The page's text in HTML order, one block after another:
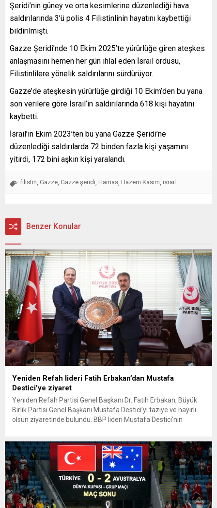
Şeridi’nin güney ve orta kesimlerine düzenlediği hava
saldırılarında 3’ü polis 4 Filistinlinin hayatını kaybettiği
bildirilmişti.
Gazze Şeridi’nde 10 Ekim 2025’te yürürlüğe giren ateşkes
anlaşmasını hemen her gün ihlal eden İsrail ordusu,
Filistinlilere yönelik saldırılarını sürdürüyor.
Gazze’de ateşkesin yürürlüğe girdiği 10 Ekim’den bu yana
son verilere göre İsrail’in saldırılarında 618 kişi hayatını
kaybetti.
İsrail’in Ekim 2023’ten bu yana Gazze Şeridi’ne
düzenlediği saldırılarda 72 binden fazla kişi yaşamını
yitirdi, 172 bini aşkın kişi yaralandı.
filistin Gazze Gazze şeridi Hamas Hazem Kasım israil
Benzer Konular
Yeniden Refah lideri Fatih Erbakan’dan Mustafa
Destici’ye ziyaret
Yeniden Refah Partisi Genel Başkanı Dr. Fatih Erbakan, Büyük
Birlik Partisi Genel Başkanı Mustafa Destici’yi taziye ve hayırlı
olsun ziyaretinde bulundu. BBP lideri Mustafa Destici’nin
başkan seçilmesi nedeniyle hayırlı olsun ziyaretinde bulunan
Erbakan’a, Genel Başkan Yardımcıları...